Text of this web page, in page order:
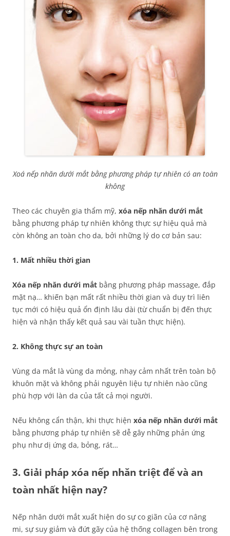
Xoá nếp nhăn dưới mắt bằng phương pháp tự nhiên có an toàn
không
Theo các chuyên gia thẩm mỹ, xóa nếp nhăn dưới mắt
bằng phương pháp tự nhiên không thực sự hiệu quả mà
còn không an toàn cho da, bởi những lý do cơ bản sau:
1. Mất nhiều thời gian
Xóa nếp nhăn dưới mắt bằng phương pháp massage, đắp
mặt nạ… khiến bạn mất rất nhiều thời gian và duy trì liên
tục mới có hiệu quả ổn định lâu dài (từ chuẩn bị đến thực
hiện và nhận thấy kết quả sau vài tuần thực hiện).
2. Không thực sự an toàn
Vùng da mắt là vùng da mỏng, nhạy cảm nhất trên toàn bộ
khuôn mặt và không phải nguyên liệu tự nhiên nào cũng
phù hợp với làn da của tất cả mọi người.
Nếu không cẩn thận, khi thực hiện xóa nếp nhăn dưới mắt
bằng phương pháp tự nhiên sẽ dễ gây những phản ứng
phụ như dị ứng da, bỏng, rát…
3. Giải pháp xóa nếp nhăn triệt để và an
toàn nhất hiện nay?
Nếp nhăn dưới mắt xuất hiện do sự co giãn của cơ nâng
mi, sự suy giảm và đứt gãy của hệ thống collagen bên trong